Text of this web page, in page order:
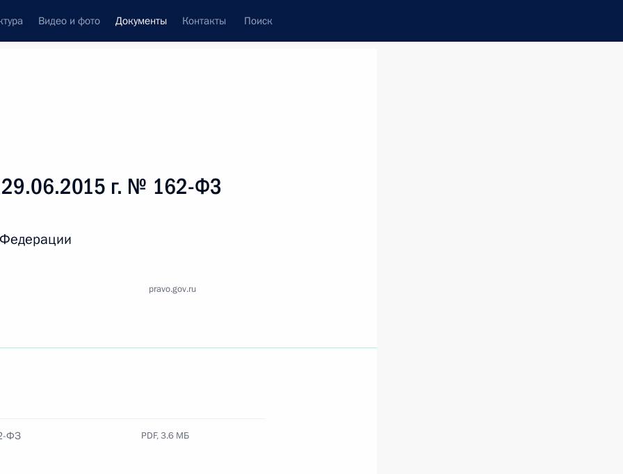
Видео и фото Документы Контакты Поиск
29.06.2015 г. № 162-ФЗ
pravo.gov.ru
ФЗ PDF, 3.6 МБ